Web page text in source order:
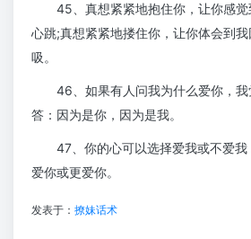
45、真想紧紧地抱住你，让你感觉
心跳;真想紧紧地搂住你，让你体会到
吸。
46、如果有人问我为什么爱你，我
答：因为是你，因为是我。
47、你的心可以选择爱我或不爱我
爱你或更爱你。
发表于： 撩妹话术